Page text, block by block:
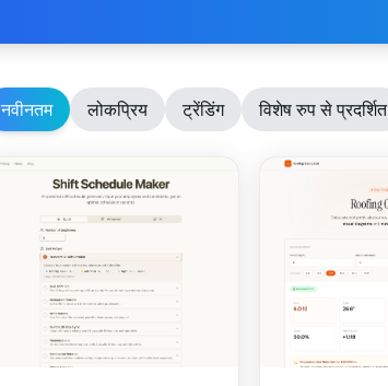
नवीनतम लोकप्रिय ट्रेंडिंग विशेष रुप से प्रदर्शित